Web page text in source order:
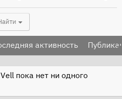
активность
пока нет ни одного